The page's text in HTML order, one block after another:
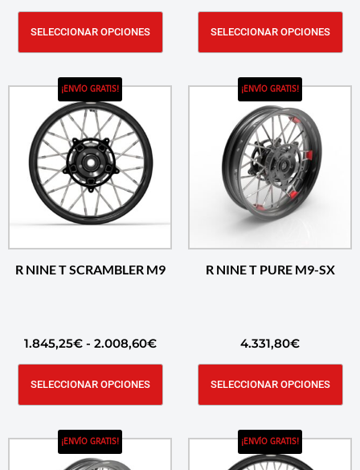
SELECCIONAR OPCIONES SELECCIONAR OPCIONES
¡ENVÍO GRATIS!
R NINE T SCRAMBLER M9
1.845,25€ - 2.008,60€
SELECCIONAR OPCIONES
¡ENVÍO GRATIS!
R NINE T PURE M9-SX
4.331,80€
SELECCIONAR OPCIONES
¡ENVÍO GRATIS! ¡ENVÍO GRATIS!